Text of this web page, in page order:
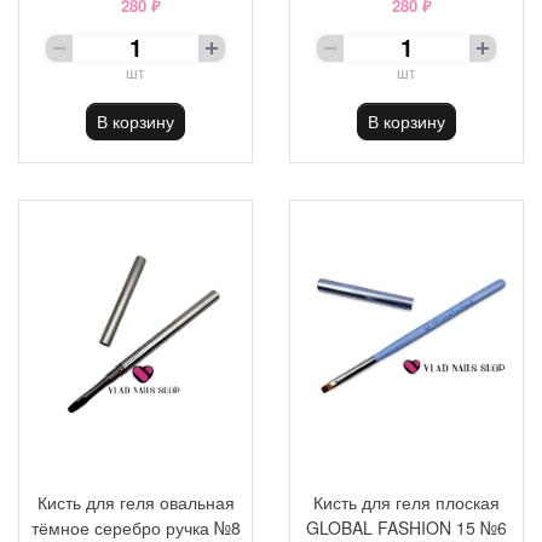
280 ₽
шт
В корзину
280 ₽
шт
В корзину
Кисть для геля овальная
тёмное серебро ручка №8
Кисть для геля плоская
GLOBAL FASHION 15 №6